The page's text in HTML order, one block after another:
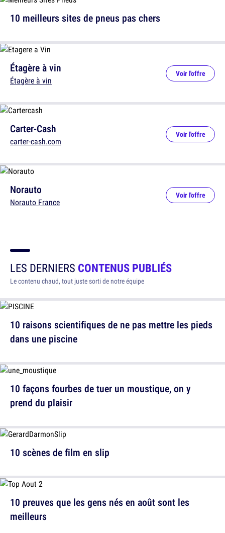
Étagère à vin
Étagère à vin
Voir l'offre
Norauto
Norauto France
Voir l'offre
10 meilleurs sites de pneus pas chers
Carter-Cash
carter-cash.com
Voir l'offre
LES DERNIERS CONTENUS PUBLIÉS
Le contenu chaud, tout juste sorti de notre équipe
10 raisons scientifiques de ne pas mettre les pieds
dans une piscine
10 scènes de film en slip
10 façons fourbes de tuer un moustique, on y
prend du plaisir
10 preuves que les gens nés en août sont les
meilleurs